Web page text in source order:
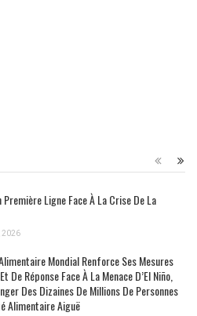
Ligne Face À La Crise De La
2026
Mondial Renforce Ses Mesures
De Réponse Face À La Menace D’El Niño,
Des Dizaines De Millions De Personnes
Alimentaire Aiguë